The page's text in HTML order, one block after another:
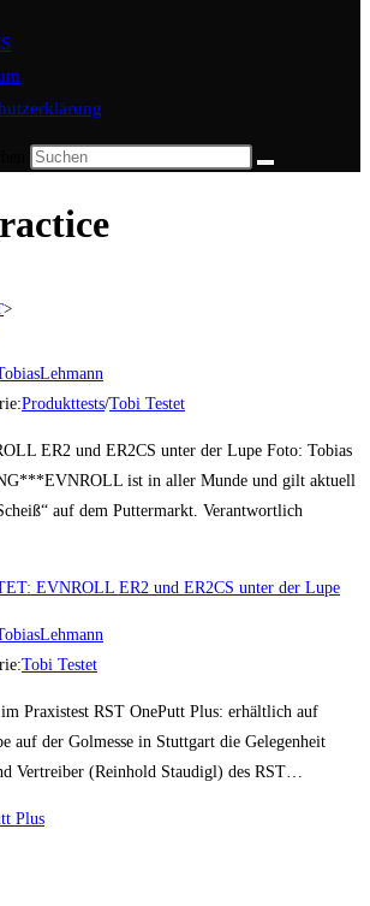
>
Produkttests/Tobi Testet
ER2 und ER2CS unter der Lupe Foto: Tobias
ist in aller Munde und gilt aktuell
auf dem Puttermarkt. Verantwortlich
EVNROLL ER2 und ER2CS unter der Lupe
Tobi Testet
Praxistest RST OnePutt Plus: erhältlich auf
auf der Golmesse in Stuttgart die Gelegenheit
Vertreiber (Reinhold Staudigl) des RST…
Plus